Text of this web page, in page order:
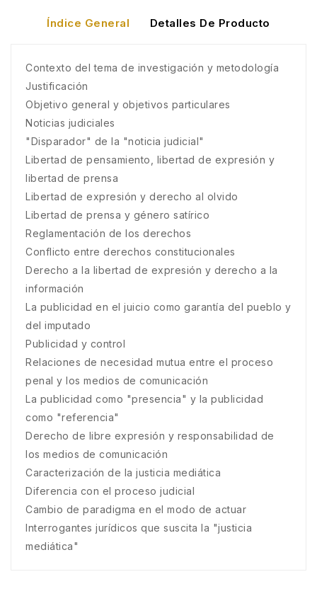
Índice General Detalles De Producto
Contexto del tema de investigación y metodología
Justificación
Objetivo general y objetivos particulares
Noticias judiciales
"Disparador" de la "noticia judicial"
Libertad de pensamiento, libertad de expresión y
libertad de prensa
Libertad de expresión y derecho al olvido
Libertad de prensa y género satírico
Reglamentación de los derechos
Conflicto entre derechos constitucionales
Derecho a la libertad de expresión y derecho a la
información
La publicidad en el juicio como garantía del pueblo y
del imputado
Publicidad y control
Relaciones de necesidad mutua entre el proceso
penal y los medios de comunicación
La publicidad como "presencia" y la publicidad
como "referencia"
Derecho de libre expresión y responsabilidad de
los medios de comunicación
Caracterización de la justicia mediática
Diferencia con el proceso judicial
Cambio de paradigma en el modo de actuar
Interrogantes jurídicos que suscita la "justicia
mediática"